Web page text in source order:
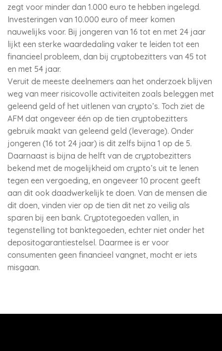
zegt voor minder dan 1.000 euro te hebben ingelegd.
Investeringen van 10.000 euro of meer komen
nauwelijks voor. Bij jongeren van 16 tot en met 24 jaar
lijkt een sterke waardedaling vaker te leiden tot een
financieel probleem, dan bij cryptobezitters van 45 tot
en met 54 jaar.
Veruit de meeste deelnemers aan het onderzoek blijven
weg van meer risicovolle activiteiten zoals beleggen met
geleend geld of het uitlenen van crypto’s. Toch ziet de
AFM dat ongeveer één op de tien cryptobezitters
gebruik maakt van geleend geld (leverage). Onder
jongeren (16 tot 24 jaar) is dit zelfs bijna 1 op de 5.
Daarnaast is bijna de helft van de cryptobezitters
bekend met de mogelijkheid om crypto’s uit te lenen
tegen een vergoeding, en ongeveer 10 procent geeft
aan dit ook daadwerkelijk te doen. Van de mensen die
dit doen, vinden vier op de tien dit net zo veilig als
sparen bij een bank. Cryptotegoeden vallen, in
tegenstelling tot banktegoeden, echter niet onder het
depositogarantiestelsel. Daarmee is er voor
consumenten geen financieel vangnet, mocht er iets
misgaan.